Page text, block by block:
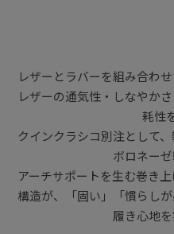
レザーとラバーを組み合わ
レザーの通気性・しなやか
耗性
クインクラシコ別注として
ボロネーゼ
アーチサポートを生む巻き
構造が、「固い」「慣らし
履き心地を